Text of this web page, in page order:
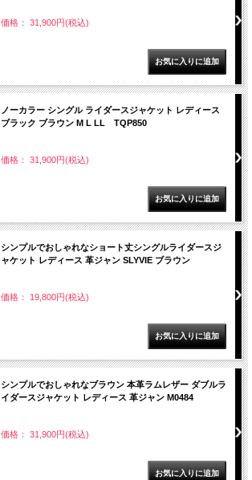
価格： 31,900円(税込)
ノーカラー シングル ライダースジャケット レディース
ブラック ブラウン M L LL TQP850
価格： 31,900円(税込)
シンプルでおしゃれなショート丈シングルライダースジ
ャケット レディース 革ジャン SLYVIE ブラウン
価格： 19,800円(税込)
シンプルでおしゃれなブラウン 本革ラムレザー ダブルラ
イダースジャケット レディース 革ジャン M0484
価格： 31,900円(税込)